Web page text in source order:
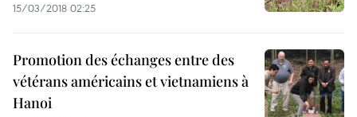
15/03/2018 02:25
Promotion des échanges entre des
vétérans américains et vietnamiens à
Hanoi